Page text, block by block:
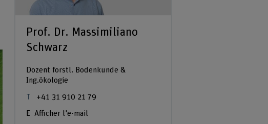
Prof. Dr. Massimiliano
Schwarz
Dozent forstl. Bodenkunde &
Ing.ökologie
+41 31 910 21 79
Afficher l'e-mail